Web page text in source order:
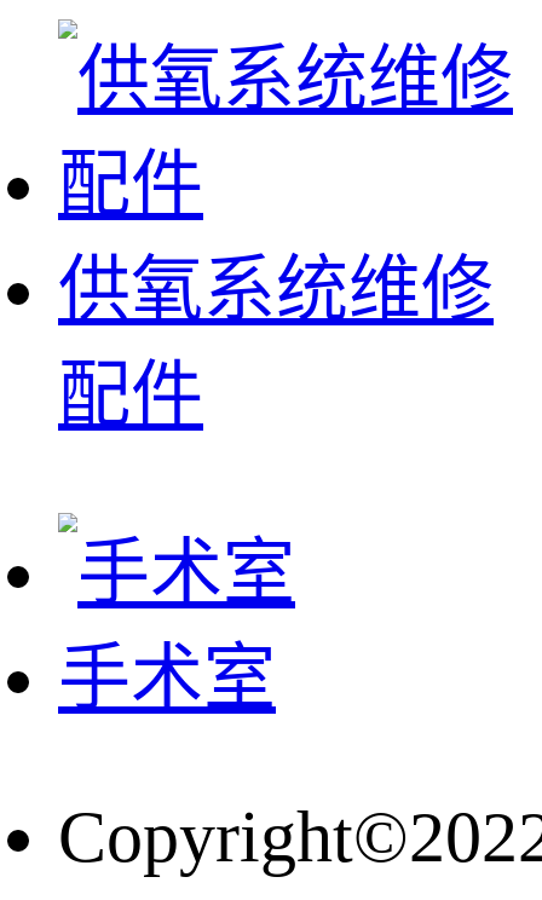
供氧系统维修
配件
手术室